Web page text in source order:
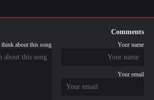
Comments
Your name
Your email
about this song